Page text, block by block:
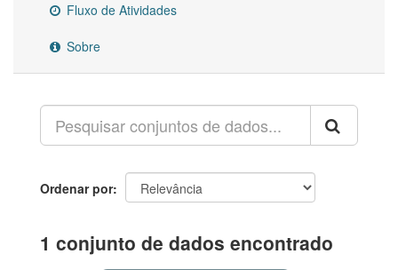
Fluxo de Atividades
Sobre
Ordenar por
1 conjunto de dados encontrado